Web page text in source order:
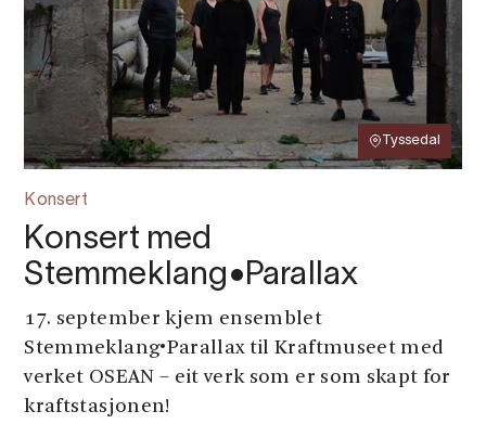
Tyssedal
Konsert
Konsert med
Stemmeklang•Parallax
17. september kjem ensemblet
Stemmeklang•Parallax til Kraftmuseet med
verket OSEAN – eit verk som er som skapt for
kraftstasjonen!